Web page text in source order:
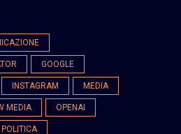
GOOGLE
INSTAGRAM MEDIA
MEDIA OPENAI
POLITICA